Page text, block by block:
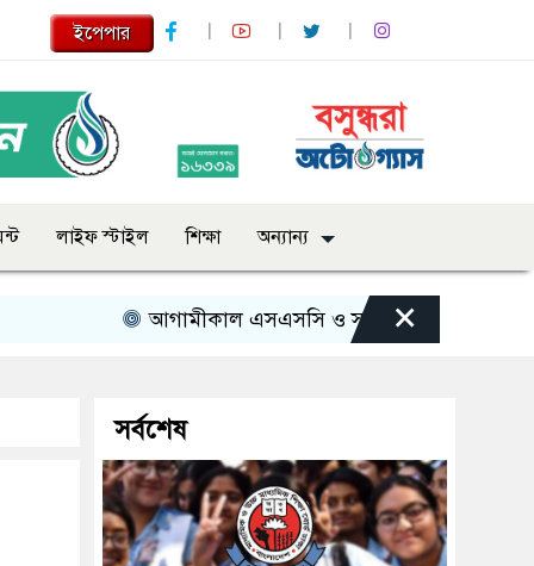
ইপেপার
লাইফ স্টাইল শিক্ষা অন্যান্য
আগামীকাল এসএসসি ও সমমানের ফল, জানা যাবে
×
সর্বশেষ